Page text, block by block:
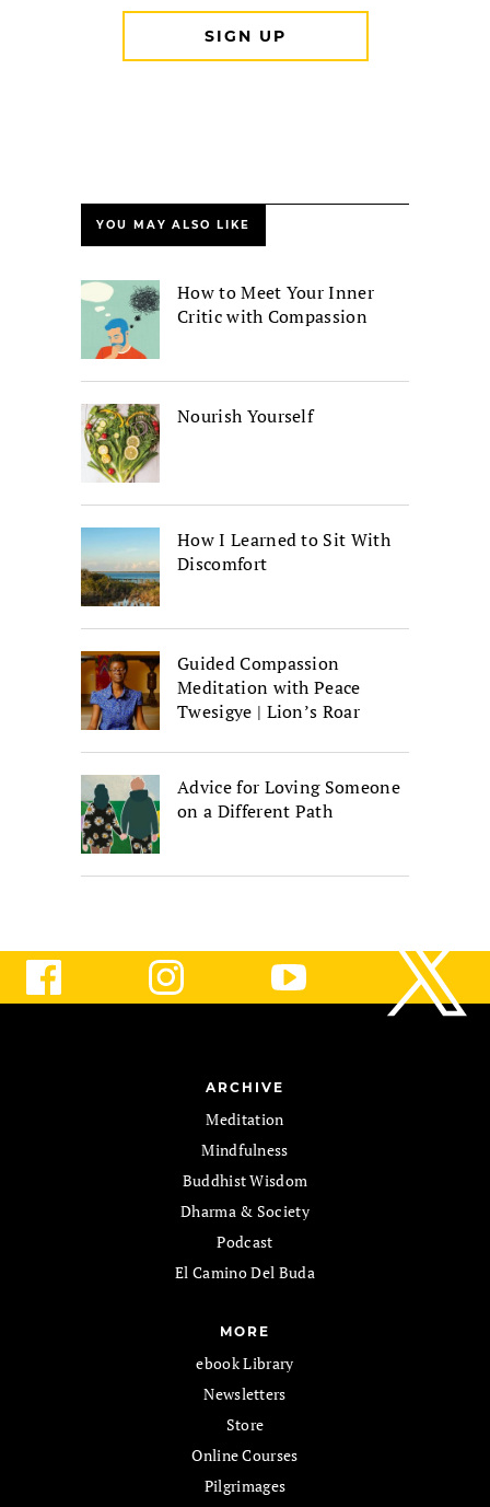
YOU MAY ALSO LIKE
How to Meet Your Inner
Critic with Compassion
Nourish Yourself
How I Learned to Sit With
Discomfort
Guided Compassion
Meditation with Peace
Twesigye | Lion’s Roar
Advice for Loving Someone
on a Different Path
ARCHIVE
Meditation
Mindfulness
Buddhist Wisdom
Dharma & Society
Podcast
El Camino Del Buda
MORE
ebook Library
Newsletters
Store
Online Courses
Pilgrimages